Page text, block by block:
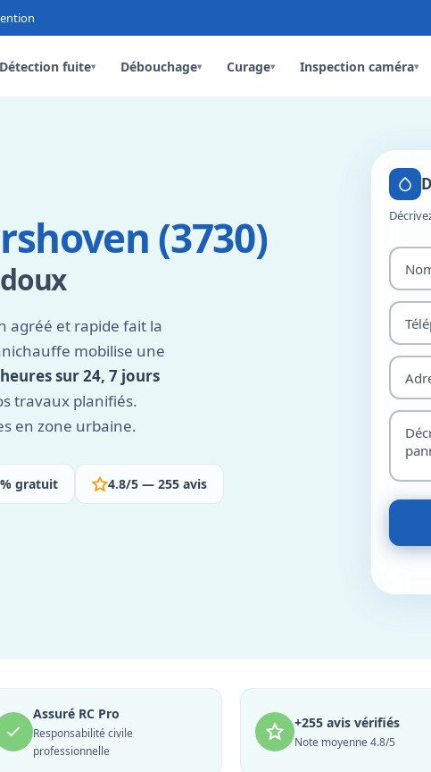
Détection fuite▾ Débouchage▾ Curage▾ Inspection caméra▾
(3730)
agréé et rapide fait la
mobilise une
sur 24, 7 jours
travaux planifiés.
en zone urbaine.
gratuit 4.8/5 — 255 avis
Assuré RC Pro
Responsabilité civile
professionnelle
+255 avis vérifiés
Note moyenne 4.8/5